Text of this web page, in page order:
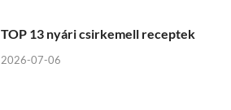
TOP 13 nyári csirkemell receptek
2026-07-06